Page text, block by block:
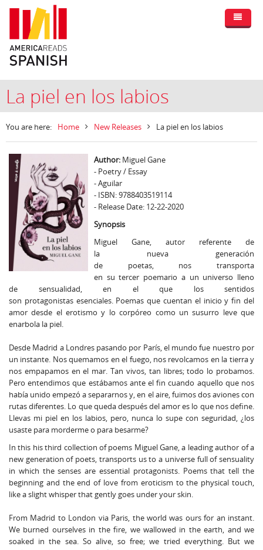
La piel en los labios
You are here: Home New Releases La piel en los labios
Author: Miguel Gane
- Poetry / Essay
- Aguilar
- ISBN: 9788403519114
- Release Date: 12-22-2020
Synopsis
Miguel Gane, autor referente de
la nueva generación
de poetas, nos transporta
en su tercer poemario a un universo lleno
de sensualidad, en el que los sentidos
son protagonistas esenciales. Poemas que cuentan el inicio y fin del
amor desde el erotismo y lo corpóreo como un susurro leve que
enarbola la piel.
Desde Madrid a Londres pasando por París, el mundo fue nuestro por
un instante. Nos quemamos en el fuego, nos revolcamos en la tierra y
nos empapamos en el mar. Tan vivos, tan libres; todo lo probamos.
Pero entendimos que estábamos ante el fin cuando aquello que nos
había unido empezó a separarnos y, en el aire, fuimos dos aviones con
rutas diferentes. Lo que queda después del amor es lo que nos define.
Llevas mi piel en los labios, pero, nunca lo supe con seguridad, ¿los
usaste para morderme o para besarme?
In this his third collection of poems Miguel Gane, a leading author of a
new generation of poets, transports us to a universe full of sensuality
in which the senses are essential protagonists. Poems that tell the
beginning and the end of love from eroticism to the physical touch,
like a slight whisper that gently goes under your skin.
From Madrid to London via Paris, the world was ours for an instant.
We burned ourselves in the fire, we wallowed in the earth, and we
soaked in the sea. So alive, so free; we tried everything. But we